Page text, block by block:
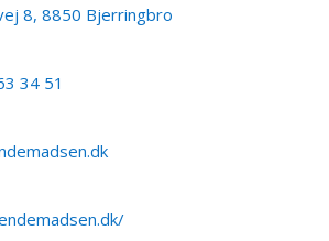
8, 8850 Bjerringbro
34 51